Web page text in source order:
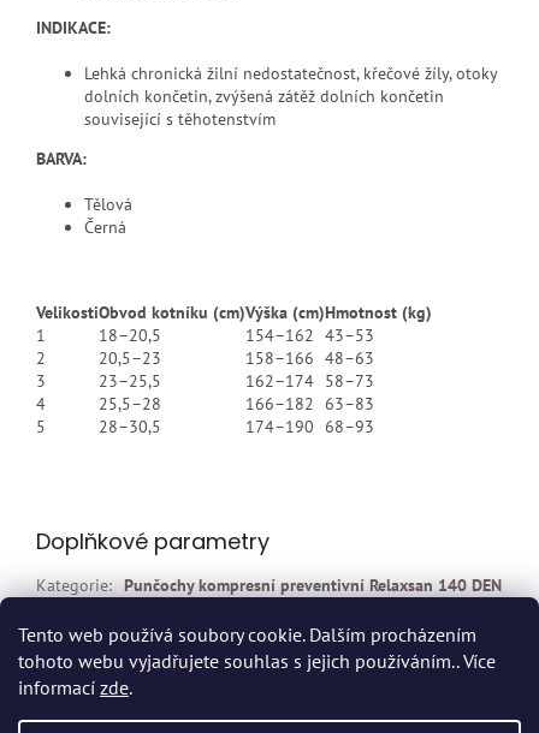
Tento web používá soubory cookie. Dalším procházením
tohoto webu vyjadřujete souhlas s jejich používáním.. Více
informací zde.
INDIKACE:
Lehká chronická žilní nedostatečnost, křečové žíly, otoky
dolních končetin, zvýšená zátěž dolních končetin
související s těhotenstvím
BARVA:
Tělová
Černá
VelikostiObvod kotníku (cm)Výška (cm)Hmotnost (kg)
1
18–20,5 154–162 43–53
2
20,5–23 158–166 48–63
3
23–25,5 162–174 58–73
4
25,5–28 166–182
63–83
5
28–30,5 174–190 68–93
Doplňkové parametry
Kategorie: Punčochy kompresní preventivní Relaxsan 140 DEN